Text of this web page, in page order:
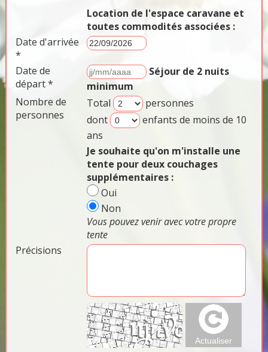
Location de l'espace caravane et
toutes commodités associées :
Date d'arrivée
*
Date de
départ *
Séjour de 2 nuits
minimum
Nombre de
personnes
Total
personnes
dont
enfants de moins de 10
ans
Je souhaite qu'on m'installe une
tente pour deux couchages
supplémentaires :
Oui
Non
Vous pouvez venir avec votre propre
tente
Précisions